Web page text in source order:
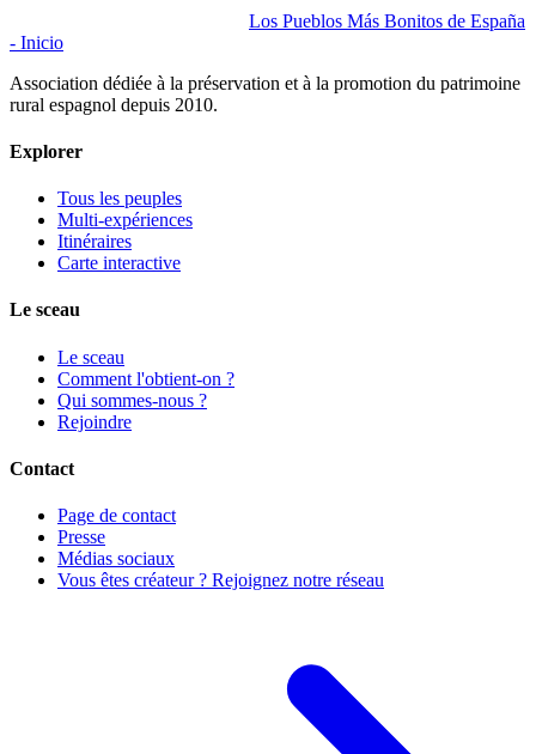
Los Pueblos Más Bonitos de España
- Inicio
Association dédiée à la préservation et à la promotion du patrimoine
rural espagnol depuis 2010.
Explorer
Tous les peuples
Multi-expériences
Itinéraires
Carte interactive
Le sceau
Le sceau
Comment l'obtient-on ?
Qui sommes-nous ?
Rejoindre
Contact
Page de contact
Presse
Médias sociaux
Vous êtes créateur ? Rejoignez notre réseau